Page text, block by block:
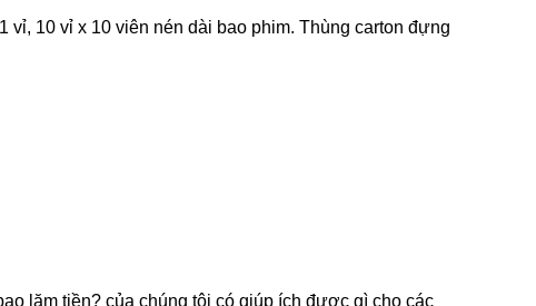
vỉ, 10 vỉ x 10 viên nén dài bao phim. Thùng carton đựng
lăm tiền? của chúng tôi có giúp ích được gì cho các